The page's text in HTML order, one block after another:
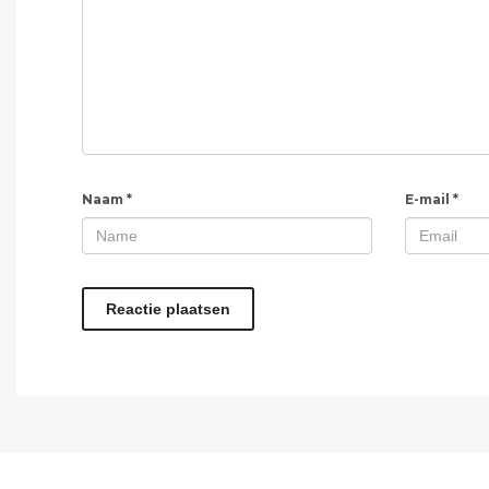
Naam * E-mail *